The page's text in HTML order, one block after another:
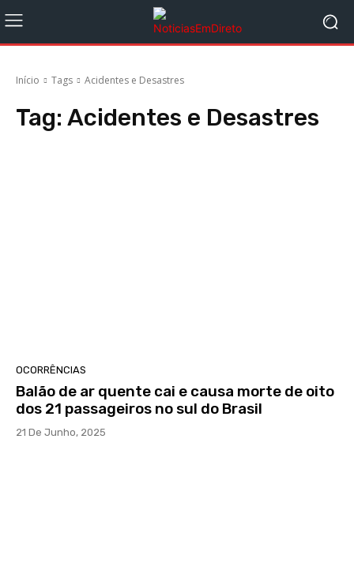
Início Tags Acidentes e Desastres
Tag: Acidentes e Desastres
OCORRÊNCIAS
Balão de ar quente cai e causa morte de oito
dos 21 passageiros no sul do Brasil
21 De Junho, 2025